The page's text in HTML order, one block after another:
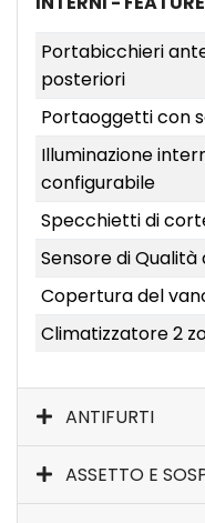
Portabicchieri
posteriori
Portaoggetti con
Illuminazione
configurabile
Specchietti di
Sensore di Qualità
Copertura del
Climatizzatore 2
ANTIFURTI
ASSETTO E